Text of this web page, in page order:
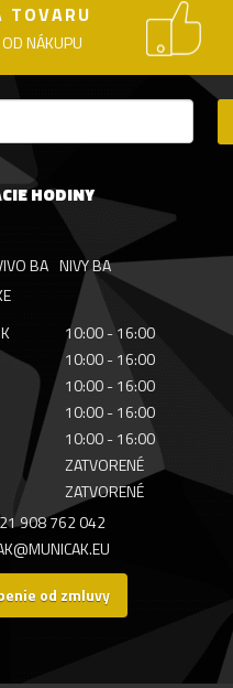
TOVARU
NÁKUPU
HODINY
BA NIVY BA
10:00 - 16:00
10:00 - 16:00
10:00 - 16:00
10:00 - 16:00
10:00 - 16:00
ZATVORENÉ
ZATVORENÉ
908 762 042
od zmluvy